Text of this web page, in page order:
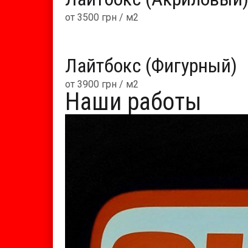
от 3500 грн / м2
Лайтбокс (Фигурный)
от 3900 грн / м2
Наши работы